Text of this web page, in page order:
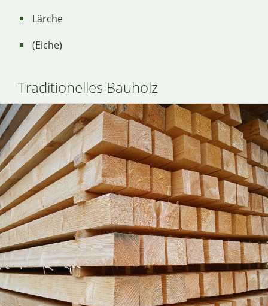
Lärche
(Eiche)
Traditionelles Bauholz